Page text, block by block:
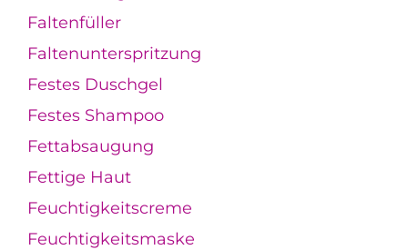
Faltenfüller
Faltenunterspritzung
Festes Duschgel
Festes Shampoo
Fettabsaugung
Fettige Haut
Feuchtigkeitscreme
Feuchtigkeitsmaske